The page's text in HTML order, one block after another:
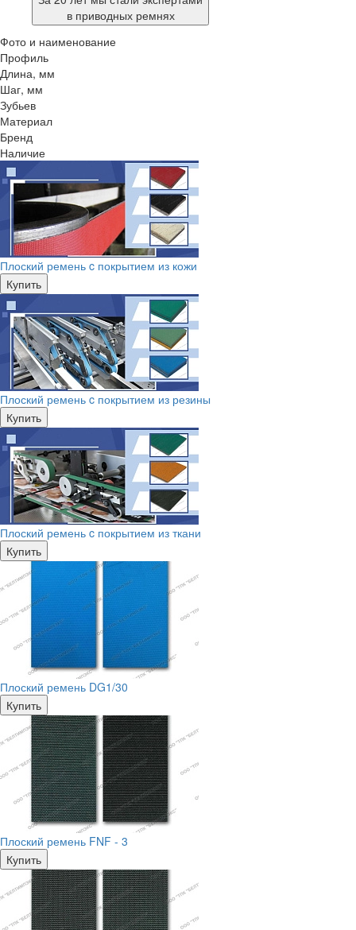
в приводных ремнях
Фото и наименование
Профиль
Длина, мм
Шаг, мм
Зубьев
Материал
Бренд
Наличие
Плоский ремень c покрытием из кожи
Купить
Плоский ремень c покрытием из резины
Купить
Плоский ремень c покрытием из ткани
Купить
Плоский ремень DG1/30
Купить
Плоский ремень FNF - 3
Купить